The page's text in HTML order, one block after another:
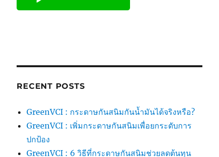
RECENT POSTS
GreenVCI : กระดาษกันสนิมกันน้ำมันได้จริงหรือ?
GreenVCI : เพิ่มกระดาษกันสนิมเพื่อยกระดับการ
ปกป้อง
GreenVCI : 6 วิธีที่กระดาษกันสนิมช่วยลดต้นทุน